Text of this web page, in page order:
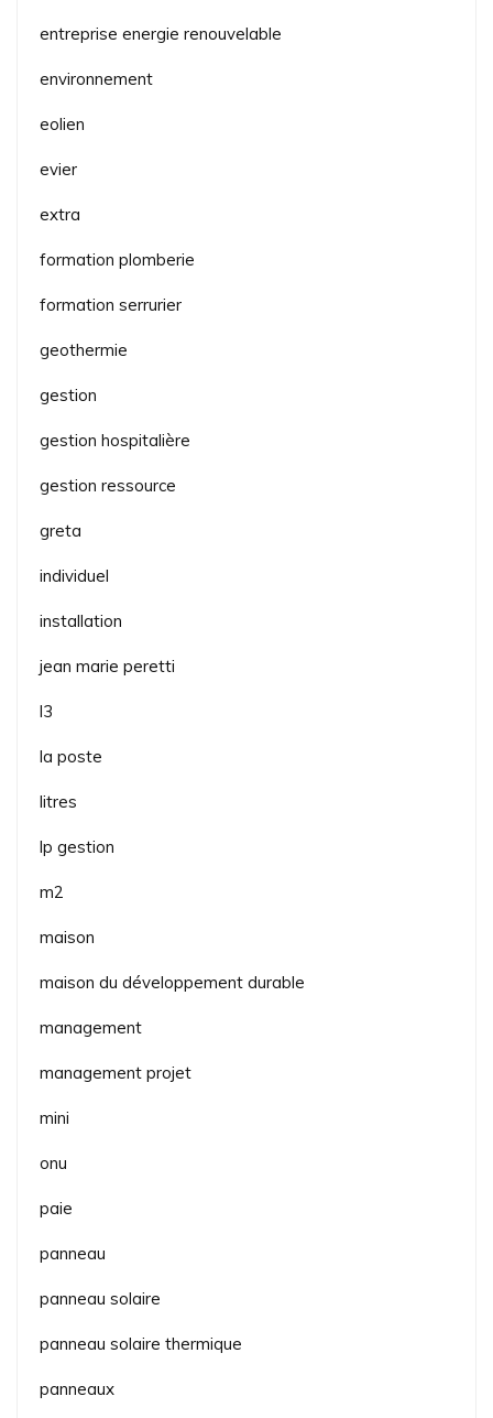
entreprise energie renouvelable
environnement
eolien
evier
extra
formation plomberie
formation serrurier
geothermie
gestion
gestion hospitalière
gestion ressource
greta
individuel
installation
jean marie peretti
l3
la poste
litres
lp gestion
m2
maison
maison du développement durable
management
management projet
mini
onu
paie
panneau
panneau solaire
panneau solaire thermique
panneaux